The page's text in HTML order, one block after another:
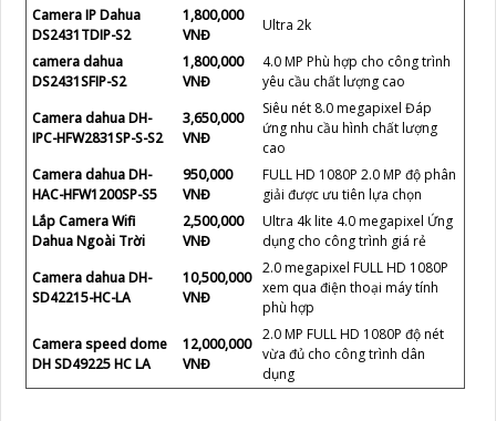
Camera IP Dahua
DS2431TDIP-S2
1,800,000
VNĐ
Ultra 2k
camera dahua
DS2431SFIP-S2
1,800,000
VNĐ
4.0 MP Phù hợp cho công trình
yêu cầu chất lượng cao
Camera dahua DH-
IPC-HFW2831SP-S-S2
3,650,000
VNĐ
Siêu nét 8.0 megapixel Đáp
ứng nhu cầu hình chất lượng
cao
Camera dahua DH-
HAC-HFW1200SP-S5
950,000
VNĐ
FULL HD 1080P 2.0 MP độ phân
giải được ưu tiên lựa chọn
Lắp Camera Wifi
Dahua Ngoài Trời
2,500,000
VNĐ
Ultra 4k lite 4.0 megapixel Ứng
dụng cho công trình giá rẻ
Camera dahua DH-
SD42215-HC-LA
10,500,000
VNĐ
2.0 megapixel FULL HD 1080P
xem qua điện thoại máy tính
phù hợp
Camera speed dome
DH SD49225 HC LA
12,000,000
VNĐ
2.0 MP FULL HD 1080P độ nét
vừa đủ cho công trình dân
dụng